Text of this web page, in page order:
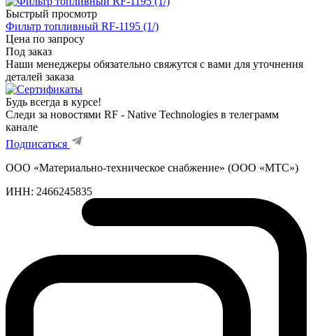
Быстрый просмотр
Фильтр топливный RF-1195 (1/)
Цена по запросу
Под заказ
Наши менеджеры обязательно свяжутся с вами для уточнения
деталей заказа
Будь всегда в курсе!
Следи за новостями RF - Native Technologies в телеграмм
канале
Подписаться
ООО «Материально-техническое снабжение» (ООО «МТС»)
ИНН: 2466245835